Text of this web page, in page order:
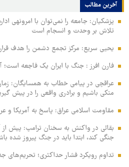
آخرین مطالب
پزشکیان: جامعه را نمی‌توان با امرونهی
تلاش بر وحدت و انسجام است
یحیی سریع: مرکز تجمع دشمن را هدف
فارن افرز : جنگ با ایران یک فاجعه است؛
عراقچی در پیامی خطاب به همسایگان:
متکی باشیم و برادری واقعی را در پیش
مقاومت اسلامی عراق: پاسخ به آمریکا و
بقائی در واکنش به سخنان ترامپ: پیش از
جنگی کند، ابتدا باید در جنگ پیروز شده
تداوم رویکرد فشار حداکثری؛ تحریم‌های